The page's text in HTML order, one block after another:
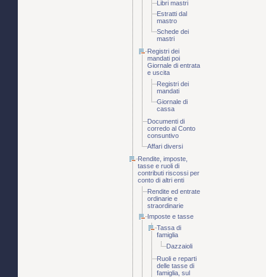
Libri mastri
Estratti dal
mastro
Schede dei
mastri
Registri dei
mandati poi
Giornale di entrata
e uscita
Registri dei
mandati
Giornale di
cassa
Documenti di
corredo al Conto
consuntivo
Affari diversi
Rendite, imposte,
tasse e ruoli di
contributi riscossi per
conto di altri enti
Rendite ed entrate
ordinarie e
straordinarie
Imposte e tasse
Tassa di
famiglia
Dazzaioli
Ruoli e reparti
delle tasse di
famiglia, sul